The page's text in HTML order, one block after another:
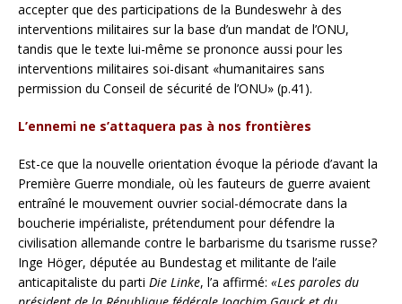
accepter que des participations de la Bundeswehr à des
interventions militaires sur la base d’un mandat de l’ONU,
tandis que le texte lui-même se prononce aussi pour les
interventions militaires soi-disant «humanitaires sans
permission du Conseil de sécurité de l’ONU» (p.41).
L’ennemi ne s’attaquera pas à nos frontières
Est-ce que la nouvelle orientation évoque la période d’avant la
Première Guerre mondiale, où les fauteurs de guerre avaient
entraîné le mouvement ouvrier social-démocrate dans la
boucherie impérialiste, prétendument pour défendre la
civilisation allemande contre le barbarisme du tsarisme russe?
Inge Höger, députée au Bundestag et militante de l’aile
anticapitaliste du parti Die Linke, l’a affirmé: «Les paroles du